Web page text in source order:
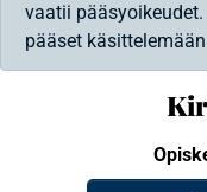
vaatii
pääset